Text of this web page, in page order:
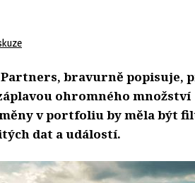
bravurně popisuje,
ohromného množství
v portfoliu by měla být
dat a událostí.